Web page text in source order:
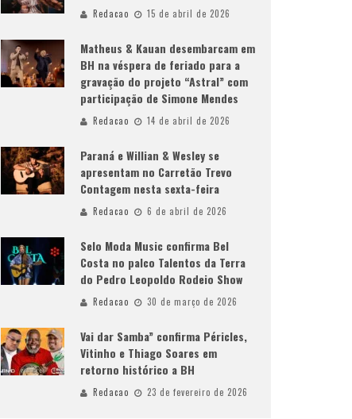
Redacao 15 de abril de 2026
Matheus & Kauan desembarcam em
BH na véspera de feriado para a
gravação do projeto “Astral” com
participação de Simone Mendes
Redacao 14 de abril de 2026
Paraná e Willian & Wesley se
apresentam no Carretão Trevo
Contagem nesta sexta-feira
Redacao 6 de abril de 2026
Selo Moda Music confirma Bel
Costa no palco Talentos da Terra
do Pedro Leopoldo Rodeio Show
Redacao 30 de março de 2026
Vai dar Samba” confirma Péricles,
Vitinho e Thiago Soares em
retorno histórico a BH
Redacao 23 de fevereiro de 2026